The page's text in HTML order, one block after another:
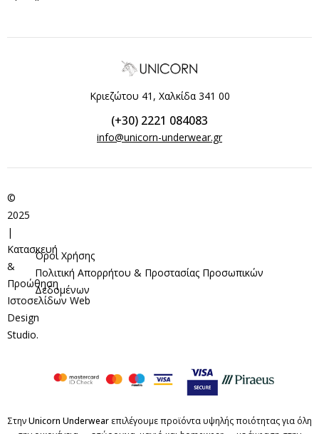
Κριεζώτου 41, Χαλκίδα 341 00
(+30) 2221 084083
info@unicorn-underwear.gr
©
2025
|
Κατασκευή
&
Προώθηση
Ιστοσελίδων Web
Design
Studio.
Όροι Χρήσης
Πολιτική Απορρήτου & Προστασίας Προσωπικών
Δεδομένων
ΣτηνUnicorn Underwearεπιλέγουμε προϊόντα υψηλής ποιότητας για όλη